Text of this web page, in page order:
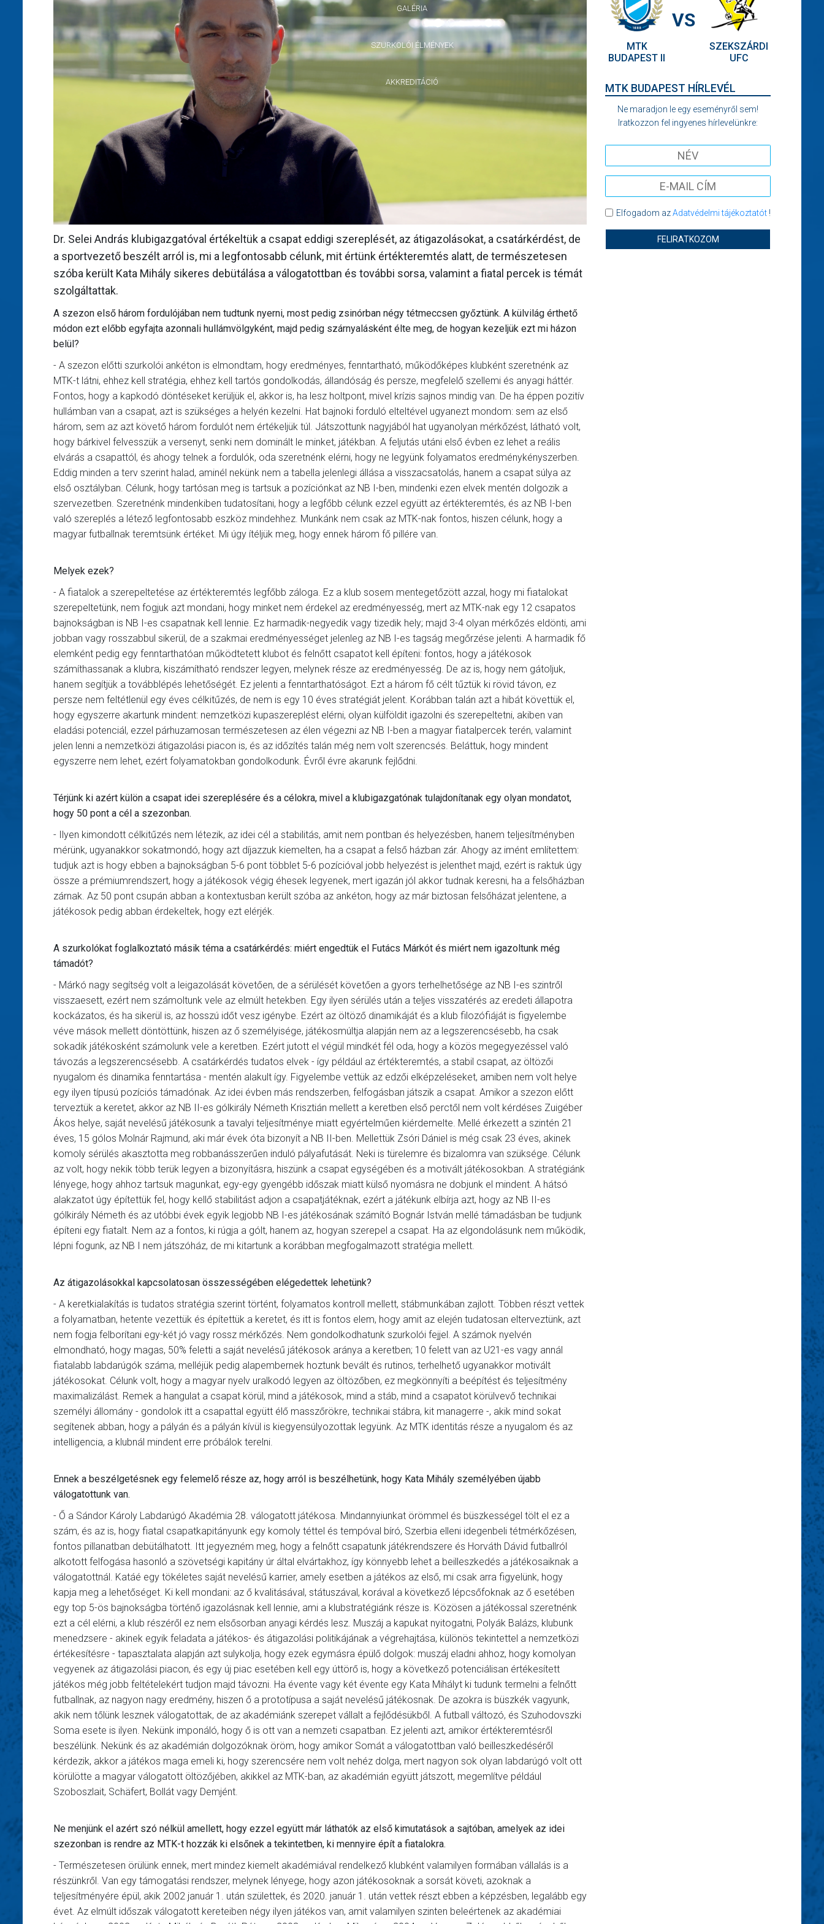
GALÉRIA
SZURKOLÓI ÉLMÉNYEK
AKKREDITÁCIÓ
Dr. Selei András klubigazgatóval értékeltük a csapat eddigi szereplését, az átigazolásokat, a csatárkérdést, de
a sportvezető beszélt arról is, mi a legfontosabb célunk, mit értünk értékteremtés alatt, de természetesen
szóba került Kata Mihály sikeres debütálása a válogatottban és további sorsa, valamint a fiatal percek is témát
szolgáltattak.
A szezon első három fordulójában nem tudtunk nyerni, most pedig zsinórban négy tétmeccsen győztünk. A külvilág érthető
módon ezt előbb egyfajta azonnali hullámvölgyként, majd pedig szárnyalásként élte meg, de hogyan kezeljük ezt mi házon
belül?
- A szezon előtti szurkolói ankéton is elmondtam, hogy eredményes, fenntartható, működőképes klubként szeretnénk az
MTK-t látni, ehhez kell stratégia, ehhez kell tartós gondolkodás, állandóság és persze, megfelelő szellemi és anyagi háttér.
Fontos, hogy a kapkodó döntéseket kerüljük el, akkor is, ha lesz holtpont, mivel krízis sajnos mindig van. De ha éppen pozitív
hullámban van a csapat, azt is szükséges a helyén kezelni. Hat bajnoki forduló elteltével ugyanezt mondom: sem az első
három, sem az azt követő három fordulót nem értékeljük túl. Játszottunk nagyjából hat ugyanolyan mérkőzést, látható volt,
hogy bárkivel felvesszük a versenyt, senki nem dominált le minket, játékban. A feljutás utáni első évben ez lehet a reális
elvárás a csapattól, és ahogy telnek a fordulók, oda szeretnénk elérni, hogy ne legyünk folyamatos eredménykényszerben.
Eddig minden a terv szerint halad, aminél nekünk nem a tabella jelenlegi állása a visszacsatolás, hanem a csapat súlya az
első osztályban. Célunk, hogy tartósan meg is tartsuk a pozíciónkat az NB I-ben, mindenki ezen elvek mentén dolgozik a
szervezetben. Szeretnénk mindenkiben tudatosítani, hogy a legfőbb célunk ezzel együtt az értékteremtés, és az NB I-ben
való szereplés a létező legfontosabb eszköz mindehhez. Munkánk nem csak az MTK-nak fontos, hiszen célunk, hogy a
magyar futballnak teremtsünk értéket. Mi úgy ítéljük meg, hogy ennek három fő pillére van.
Melyek ezek?
- A fiatalok a szerepeltetése az értékteremtés legfőbb záloga. Ez a klub sosem mentegetőzött azzal, hogy mi fiatalokat
szerepeltetünk, nem fogjuk azt mondani, hogy minket nem érdekel az eredményesség, mert az MTK-nak egy 12 csapatos
bajnokságban is NB I-es csapatnak kell lennie. Ez harmadik-negyedik vagy tizedik hely; majd 3-4 olyan mérkőzés eldönti, ami
jobban vagy rosszabbul sikerül, de a szakmai eredményességet jelenleg az NB I-es tagság megőrzése jelenti. A harmadik fő
elemként pedig egy fenntarthatóan működtetett klubot és felnőtt csapatot kell építeni: fontos, hogy a játékosok
számíthassanak a klubra, kiszámítható rendszer legyen, melynek része az eredményesség. De az is, hogy nem gátoljuk,
hanem segítjük a továbblépés lehetőségét. Ez jelenti a fenntarthatóságot. Ezt a három fő célt tűztük ki rövid távon, ez
persze nem feltétlenül egy éves célkitűzés, de nem is egy 10 éves stratégiát jelent. Korábban talán azt a hibát követtük el,
hogy egyszerre akartunk mindent: nemzetközi kupaszereplést elérni, olyan külföldit igazolni és szerepeltetni, akiben van
eladási potenciál, ezzel párhuzamosan természetesen az élen végezni az NB I-ben a magyar fiatalpercek terén, valamint
jelen lenni a nemzetközi átigazolási piacon is, és az időzítés talán még nem volt szerencsés. Beláttuk, hogy mindent
egyszerre nem lehet, ezért folyamatokban gondolkodunk. Évről évre akarunk fejlődni.
Térjünk ki azért külön a csapat idei szereplésére és a célokra, mivel a klubigazgatónak tulajdonítanak egy olyan mondatot,
hogy 50 pont a cél a szezonban.
- Ilyen kimondott célkitűzés nem létezik, az idei cél a stabilitás, amit nem pontban és helyezésben, hanem teljesítményben
mérünk, ugyanakkor sokatmondó, hogy azt díjazzuk kiemelten, ha a csapat a felső házban zár. Ahogy az imént említettem:
tudjuk azt is hogy ebben a bajnokságban 5-6 pont többlet 5-6 pozícióval jobb helyezést is jelenthet majd, ezért is raktuk úgy
össze a prémiumrendszert, hogy a játékosok végig éhesek legyenek, mert igazán jól akkor tudnak keresni, ha a felsőházban
zárnak. Az 50 pont csupán abban a kontextusban került szóba az ankéton, hogy az már biztosan felsőházat jelentene, a
játékosok pedig abban érdekeltek, hogy ezt elérjék.
A szurkolókat foglalkoztató másik téma a csatárkérdés: miért engedtük el Futács Márkót és miért nem igazoltunk még
támadót?
- Márkó nagy segítség volt a leigazolását követően, de a sérülését követően a gyors terhelhetősége az NB I-es szintről
visszaesett, ezért nem számoltunk vele az elmúlt hetekben. Egy ilyen sérülés után a teljes visszatérés az eredeti állapotra
kockázatos, és ha sikerül is, az hosszú időt vesz igénybe. Ezért az öltöző dinamikáját és a klub filozófiáját is figyelembe
véve mások mellett döntöttünk, hiszen az ő személyisége, játékosmúltja alapján nem az a legszerencsésebb, ha csak
sokadik játékosként számolunk vele a keretben. Ezért jutott el végül mindkét fél oda, hogy a közös megegyezéssel való
távozás a legszerencsésebb. A csatárkérdés tudatos elvek - így például az értékteremtés, a stabil csapat, az öltözői
nyugalom és dinamika fenntartása - mentén alakult így. Figyelembe vettük az edzői elképzeléseket, amiben nem volt helye
egy ilyen típusú pozíciós támadónak. Az idei évben más rendszerben, felfogásban játszik a csapat. Amikor a szezon előtt
terveztük a keretet, akkor az NB II-es gólkirály Németh Krisztián mellett a keretben első perctől nem volt kérdéses Zuigéber
Ákos helye, saját nevelésű játékosunk a tavalyi teljesítménye miatt egyértelműen kiérdemelte. Mellé érkezett a szintén 21
éves, 15 gólos Molnár Rajmund, aki már évek óta bizonyít a NB II-ben. Mellettük Zsóri Dániel is még csak 23 éves, akinek
komoly sérülés akasztotta meg robbanásszerűen induló pályafutását. Neki is türelemre és bizalomra van szüksége. Célunk
az volt, hogy nekik több terük legyen a bizonyításra, hiszünk a csapat egységében és a motivált játékosokban. A stratégiánk
lényege, hogy ahhoz tartsuk magunkat, egy-egy gyengébb időszak miatt külső nyomásra ne dobjunk el mindent. A hátsó
alakzatot úgy építettük fel, hogy kellő stabilitást adjon a csapatjátéknak, ezért a játékunk elbírja azt, hogy az NB II-es
gólkirály Németh és az utóbbi évek egyik legjobb NB I-es játékosának számító Bognár István mellé támadásban be tudjunk
építeni egy fiatalt. Nem az a fontos, ki rúgja a gólt, hanem az, hogyan szerepel a csapat. Ha az elgondolásunk nem működik,
lépni fogunk, az NB I nem játszóház, de mi kitartunk a korábban megfogalmazott stratégia mellett.
Az átigazolásokkal kapcsolatosan összességében elégedettek lehetünk?
- A keretkialakítás is tudatos stratégia szerint történt, folyamatos kontroll mellett, stábmunkában zajlott. Többen részt vettek
a folyamatban, hetente vezettük és építettük a keretet, és itt is fontos elem, hogy amit az elején tudatosan elterveztünk, azt
nem fogja felborítani egy-két jó vagy rossz mérkőzés. Nem gondolkodhatunk szurkolói fejjel. A számok nyelvén
elmondható, hogy magas, 50% feletti a saját nevelésű játékosok aránya a keretben; 10 felett van az U21-es vagy annál
fiatalabb labdarúgók száma, melléjük pedig alapembernek hoztunk bevált és rutinos, terhelhető ugyanakkor motivált
játékosokat. Célunk volt, hogy a magyar nyelv uralkodó legyen az öltözőben, ez megkönnyíti a beépítést és teljesítmény
maximalizálást. Remek a hangulat a csapat körül, mind a játékosok, mind a stáb, mind a csapatot körülvevő technikai
személyi állomány - gondolok itt a csapattal együtt élő masszőrökre, technikai stábra, kit managerre -, akik mind sokat
segítenek abban, hogy a pályán és a pályán kívül is kiegyensúlyozottak legyünk. Az MTK identitás része a nyugalom és az
intelligencia, a klubnál mindent erre próbálok terelni.
Ennek a beszélgetésnek egy felemelő része az, hogy arról is beszélhetünk, hogy Kata Mihály személyében újabb
válogatottunk van.
- Ő a Sándor Károly Labdarúgó Akadémia 28. válogatott játékosa. Mindannyiunkat örömmel és büszkességel tölt el ez a
szám, és az is, hogy fiatal csapatkapitányunk egy komoly téttel és tempóval bíró, Szerbia elleni idegenbeli tétmérkőzésen,
fontos pillanatban debütálhatott. Itt jegyezném meg, hogy a felnőtt csapatunk játékrendszere és Horváth Dávid futballról
alkotott felfogása hasonló a szövetségi kapitány úr által elvártakhoz, így könnyebb lehet a beilleszkedés a játékosaiknak a
válogatottnál. Katáé egy tökéletes saját nevelésű karrier, amely esetben a játékos az első, mi csak arra figyelünk, hogy
kapja meg a lehetőséget. Ki kell mondani: az ő kvalitásával, státuszával, korával a következő lépcsőfoknak az ő esetében
egy top 5-ös bajnokságba történő igazolásnak kell lennie, ami a klubstratégiánk része is. Közösen a játékossal szeretnénk
ezt a cél elérni, a klub részéről ez nem elsősorban anyagi kérdés lesz. Muszáj a kapukat nyitogatni, Polyák Balázs, klubunk
menedzsere - akinek egyik feladata a játékos- és átigazolási politikájának a végrehajtása, különös tekintettel a nemzetközi
értékesítésre - tapasztalata alapján azt sulykolja, hogy ezek egymásra épülő dolgok: muszáj eladni ahhoz, hogy komolyan
vegyenek az átigazolási piacon, és egy új piac esetében kell egy úttörő is, hogy a következő potenciálisan értékesített
játékos még jobb feltételekért tudjon majd távozni. Ha évente vagy két évente egy Kata Mihályt ki tudunk termelni a felnőtt
futballnak, az nagyon nagy eredmény, hiszen ő a prototípusa a saját nevelésű játékosnak. De azokra is büszkék vagyunk,
akik nem tőlünk lesznek válogatottak, de az akadémiánk szerepet vállalt a fejlődésükből. A futball változó, és Szuhodovszki
Soma esete is ilyen. Nekünk imponáló, hogy ő is ott van a nemzeti csapatban. Ez jelenti azt, amikor értékteremtésről
beszélünk. Nekünk és az akadémián dolgozóknak öröm, hogy amikor Somát a válogatottban való beilleszkedéséről
kérdezik, akkor a játékos maga emeli ki, hogy szerencsére nem volt nehéz dolga, mert nagyon sok olyan labdarúgó volt ott
körülötte a magyar válogatott öltözőjében, akikkel az MTK-ban, az akadémián együtt játszott, megemlítve például
Szoboszlait, Schäfert, Bollát vagy Demjént.
Ne menjünk el azért szó nélkül amellett, hogy ezzel együtt már láthatók az első kimutatások a sajtóban, amelyek az idei
szezonban is rendre az MTK-t hozzák ki elsőnek a tekintetben, ki mennyire épít a fiatalokra.
- Természetesen örülünk ennek, mert mindez kiemelt akadémiával rendelkező klubként valamilyen formában vállalás is a
részünkről. Van egy támogatási rendszer, melynek lényege, hogy azon játékosoknak a sorsát követi, azoknak a
teljesítményére épül, akik 2002 január 1. után születtek, és 2020. január 1. után vettek részt ebben a képzésben, legalább egy
évet. Az elmúlt időszak válogatott kereteiben négy ilyen játékos van, amit valamilyen szinten beleértenek az akadémiai
MTK
BUDAPEST II
VS
SZEKSZÁRDI
UFC
MTK BUDAPEST HÍRLEVÉL
Ne maradjon le egy eseményről sem!
Iratkozzon fel ingyenes hírlevelünkre:
Elfogadom azAdatvédelmi tájékoztatót!
FELIRATKOZOM